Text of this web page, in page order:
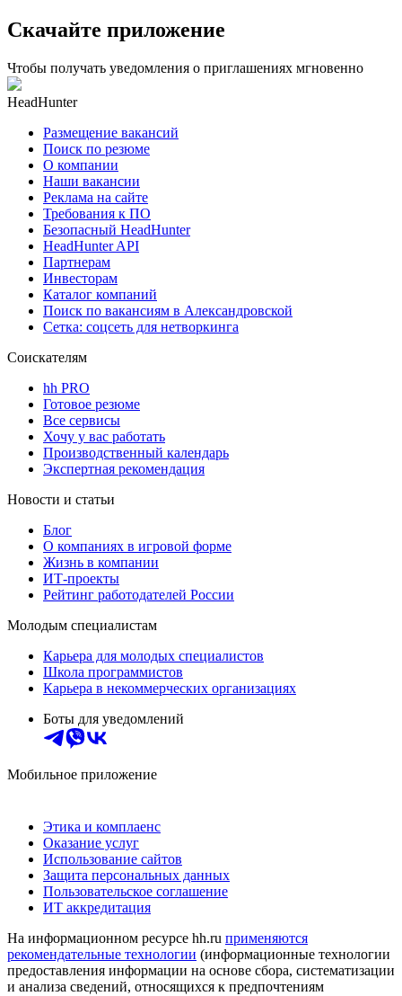
Скачайте приложение
Чтобы получать уведомления о приглашениях мгновенно
HeadHunter
Размещение вакансий
Поиск по резюме
О компании
Наши вакансии
Реклама на сайте
Требования к ПО
Безопасный HeadHunter
HeadHunter API
Партнерам
Инвесторам
Каталог компаний
Поиск по вакансиям в Александровской
Сетка: соцсеть для нетворкинга
Соискателям
hh PRO
Готовое резюме
Все сервисы
Хочу у вас работать
Производственный календарь
Экспертная рекомендация
Новости и статьи
Блог
О компаниях в игровой форме
Жизнь в компании
ИТ-проекты
Рейтинг работодателей России
Молодым специалистам
Карьера для молодых специалистов
Школа программистов
Карьера в некоммерческих организациях
Боты для уведомлений
Мобильное приложение
Этика и комплаенс
Оказание услуг
Использование сайтов
Защита персональных данных
Пользовательское соглашение
ИТ аккредитация
На информационном ресурсе hh.ru применяются
рекомендательные технологии (информационные технологии
предоставления информации на основе сбора, систематизации
и анализа сведений, относящихся к предпочтениям